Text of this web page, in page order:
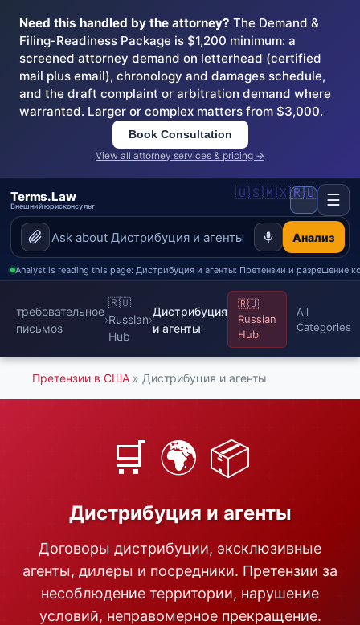
Need this handled by the attorney? The Demand &
Filing-Readiness Package is $1,200 minimum: a
screened attorney demand on letterhead (certified
mail plus email), chronology and damages schedule,
and the draft complaint or arbitration demand where
warranted. Larger or complex matters from $3,000.
Book Consultation
View all attorney services & pricing →
Terms.Law
Внешний юрисконсульт
Анализ
🇺🇸🇲🇽🇷🇺 ☰
Analyst is reading this page: Дистрибуция и агенты: Претензии и разрешение
требовательное
письмоs
›
🇷🇺
Russian
Hub
›
Дистрибуция
и агенты
🇷🇺
Russian
Hub
All
Categories
Претензии в США » Дистрибуция и агенты
🛒 🌍 📦
Дистрибуция и агенты
Договоры дистрибуции, эксклюзивные
агенты, дилеры и посредники. Претензии за
несоблюдение территории, нарушение
условий, неправомерное прекращение.